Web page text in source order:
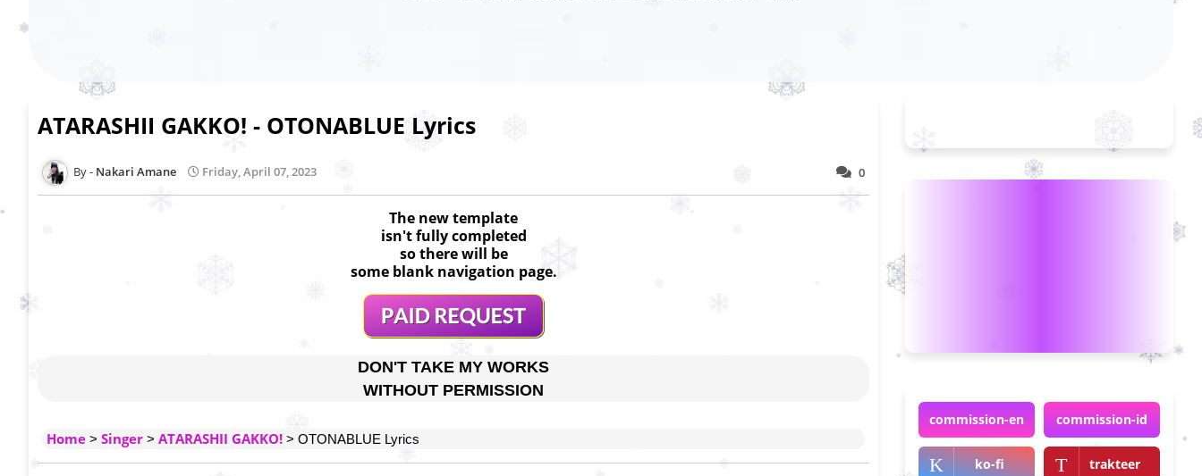
ATARASHII GAKKO! - OTONABLUE Lyrics
0
Nakari Amane Friday, April 07, 2023
The new template
isn't fully completed
so there will be
some blank navigation page.
DON'T TAKE MY WORKS
WITHOUT PERMISSION
Home > Singer > ATARASHII GAKKO! > OTONABLUE Lyrics
commission-en commission-id
ko-fi trakteer